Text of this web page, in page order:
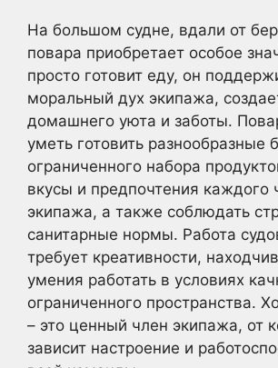
На большом судне, вдали от
повара приобретает особое
просто готовит еду, он
моральный дух экипажа,
домашнего уюта и заботы.
уметь готовить разнообразные
ограниченного набора
вкусы и предпочтения каждого
экипажа, а также соблюдать
санитарные нормы. Работа
требует креативности,
умения работать в условиях
ограниченного пространства.
– это ценный член экипажа, от
зависит настроение и